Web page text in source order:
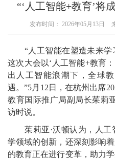
教育 就业创业
留学 人才
综合 深度
招聘信息 更多数据
“‘人工智能+教育’将
发布时间： 2026年05月13日
“人工智能在塑造未来学
这次大会以‘人工智能+教育
出人工智能浪潮下，全球
遇。”5月12日，在杭州出席
教育国际推广局副局长茱莉
访时说。
茱莉亚·沃顿认为，人工
学领域的创新，还深刻影响
的教育正在进行变革，助力